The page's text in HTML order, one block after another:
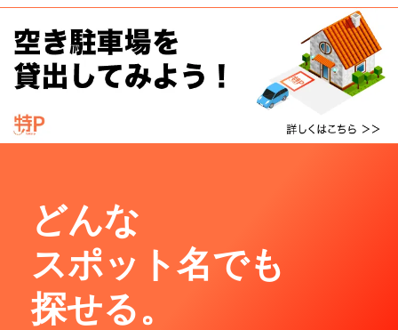
どんな
スポット名でも
探せる。